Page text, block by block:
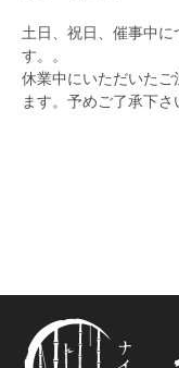
土日、祝日、催事中
す。。
休業中にいただいたご
ます。予めご了承下さ